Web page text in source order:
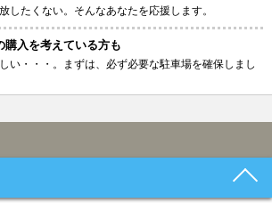
したくない。そんなあなたを応援します。
購入を考えている方も
い・・・。まずは、必ず必要な駐車場を確保しまし